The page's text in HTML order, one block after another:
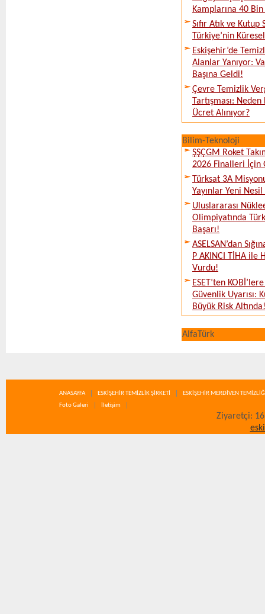
Kamplarına 40
Sıfır Atık ve
Türkiye’nin
Eskişehir’de
Alanlar Yanıyor:
Başına Geldi!
Çevre Temizlik
Tartışması:
Ücret Alınıyor?
Bilim-Teknoloji
ŞŞÇGM Roket
2026 Finalleri İçin
Türksat 3A
Yayınlar Yeni
Uluslararası
Olimpiyatında
Başarı!
ASELSAN’dan
P AKINCI TİHA ile
Vurdu!
ESET’ten
Güvenlik Uyarısı:
Büyük Risk Altında!
AlfaTürk
ANASAYFA ESKİŞEHİR TEMİZLİK ŞİRKETİ
ESKİŞEHİR MERDİVEN
Foto Galeri
İletişim
Ziyaretçi: